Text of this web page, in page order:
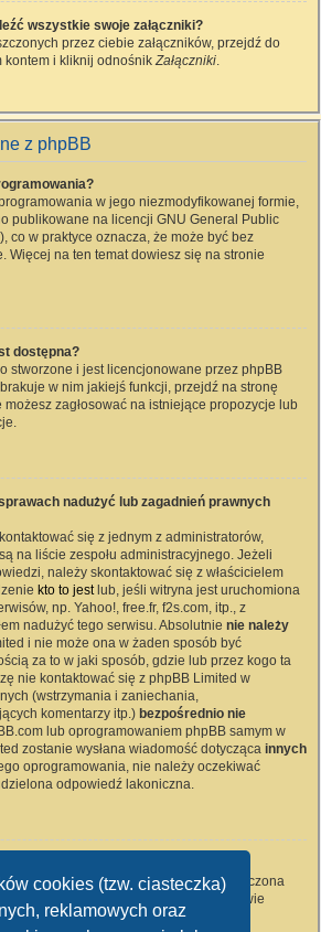
cookies (tzw. ciasteczka)
reklamowych oraz
wszystkie swoje załączniki?
przez ciebie załączników, przejdź do
kontem i kliknij odnośnikZałączniki.
z phpBB
w jego niezmodyfikowanej formie,
publikowane na licencji GNU General Public
co w praktyce oznacza, że może być bez
Więcej na ten temat dowiesz się na stronie
dostępna?
stworzone i jest licencjonowane przez phpBB
w nim jakiejś funkcji, przejdź na stronę
możesz zagłosować na istniejące propozycje lub
nadużyć lub zagadnień prawnych
się z jednym z administratorów,
na liście zespołu administracyjnego. Jeżeli
należy skontaktować się z właścicielem
kto to jestlub, jeśli witryna jest uruchomiona
np. Yahoo!, free.fr, f2s.com, itp., z
nadużyć tego serwisu. Absolutnie nie należy
i nie może ona w żaden sposób być
za to w jaki sposób, gdzie lub przez kogo ta
nie kontaktować się z phpBB Limited w
(wstrzymania i zaniechania,
komentarzy itp.) bezpośrednio nie
lub oprogramowaniem phpBB samym w
zostanie wysłana wiadomość dotycząca innych
oprogramowania, nie należy oczekiwać
odpowiedź lakoniczna.
mogą używać – jeśli funkcja ta jest włączona
– formularza „Kontakt z nami”. Członkowie
„Zespół administracyjny”.